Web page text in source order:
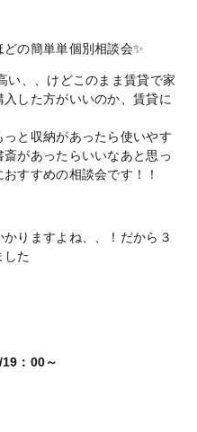
の簡単単個別相談会✨
い、、けどこのまま賃貸で家
した方がいいのか、賃貸に
と収納があったら使いやす
があったらいいなあと思っ
すすめの相談会です！！
りますよね、、！だから３
した
：00～